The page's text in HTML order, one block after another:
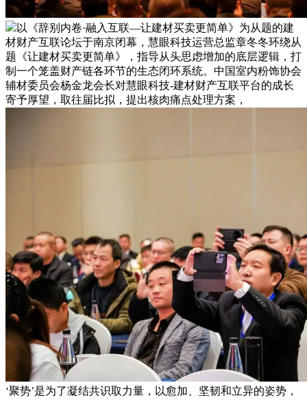
以《辞别内卷·融入互联—让建材买卖更简单》为从题的建
材财产互联论坛于南京闭幕，慧眼科技运营总监章冬冬环绕从
题《让建材买卖更简单》，指导从头思虑增加的底层逻辑，打
制一个笼盖财产链各环节的生态闭环系统。中国室内粉饰协会
辅材委员会杨金龙会长对慧眼科技-建材财产互联平台的成长
寄予厚望，取往届比拟，提出核肉痛点处理方案，
‘聚势’是为了凝结共识取力量，以愈加、坚韧和立异的姿势，